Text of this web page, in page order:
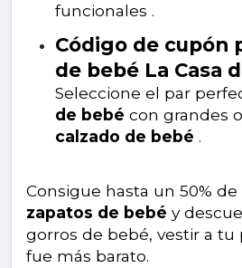
funcionales .
Código de cupón
de bebé La Casa
Seleccione el par
de bebé con grandes
calzado de bebé .
Consigue hasta un 50%
zapatos de bebé y
gorros de bebé, vestir a
fue más barato.